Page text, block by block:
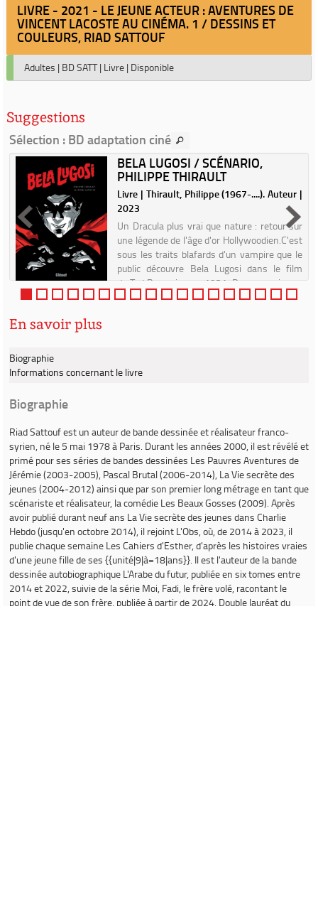
LIVRE - 2021 - LE JEUNE ACTEUR : AVENTURES DE
VINCENT LACOSTE AU CINÉMA. 1 / DESSINS ET
COULEURS, RIAD SATTOUF
Adultes | BD SATT | Livre | Disponible
Suggestions
Sélection : BD adaptation ciné
BELA LUGOSI / SCÉNARIO,
PHILIPPE THIRAULT
Livre | Thirault, Philippe (1967-....). Auteur |
2023
Un Dracula plus vrai que nature : retour sur
une légende de l'âge d'or Hollywoodien.C'est
sous les traits blafards d'un vampire que le
public découvre Bela Lugosi dans le film
de Tod Browning en 1931. De son vrai nom
Bél...
En savoir plus
Biographie
Informations concernant le livre
Biographie
Riad Sattoufest un auteur de bande dessinée et réalisateur franco-
syrien, né le 5 mai 1978 à Paris. Durant les années 2000, il est révélé et
primé pour ses séries de bandes dessinées Les Pauvres Aventures de
Jérémie(2003-2005), Pascal Brutal(2006-2014), La Vie secrète des
jeunes (2004-2012) ainsi que par son premier long métrage en tant que
scénariste et réalisateur, la comédie Les Beaux Gosses (2009). Après
avoir publié durant neuf ans La Vie secrète des jeunes dans Charlie
Hebdo(jusqu'en octobre 2014), il rejoint L'Obs, où, de 2014 à 2023, il
publie chaque semaine Les Cahiers d'Esther, d'après les histoires vraies
d'une jeune fille de ses {{unité|9|à=18|ans}}. Il est l'auteur de la bande
dessinée autobiographique L'Arabe du futur, publiée en six tomes entre
2014 et 2022, suivie de la série Moi, Fadi, le frère volé, racontant le
point de vue de son frère, publiée à partir de 2024. Double lauréat du